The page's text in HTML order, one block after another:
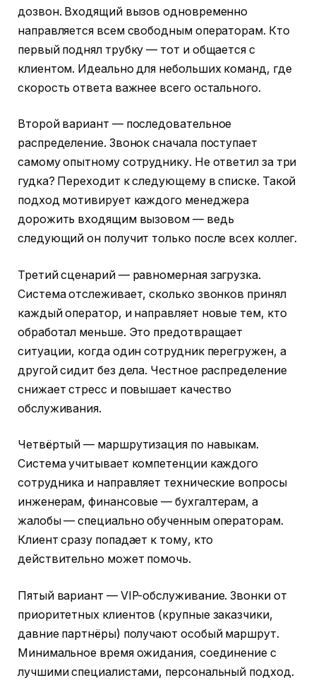
дозвон. Входящий вызов одновременно
направляется всем свободным операторам. Кто
первый поднял трубку — тот и общается с
клиентом. Идеально для небольших команд, где
скорость ответа важнее всего остального.
Второй вариант — последовательное
распределение. Звонок сначала поступает
самому опытному сотруднику. Не ответил за три
гудка? Переходит к следующему в списке. Такой
подход мотивирует каждого менеджера
дорожить входящим вызовом — ведь
следующий он получит только после всех коллег.
Третий сценарий — равномерная загрузка.
Система отслеживает, сколько звонков принял
каждый оператор, и направляет новые тем, кто
обработал меньше. Это предотвращает
ситуации, когда один сотрудник перегружен, а
другой сидит без дела. Честное распределение
снижает стресс и повышает качество
обслуживания.
Четвёртый — маршрутизация по навыкам.
Система учитывает компетенции каждого
сотрудника и направляет технические вопросы
инженерам, финансовые — бухгалтерам, а
жалобы — специально обученным операторам.
Клиент сразу попадает к тому, кто
действительно может помочь.
Пятый вариант — VIP-обслуживание. Звонки от
приоритетных клиентов (крупные заказчики,
давние партнёры) получают особый маршрут.
Минимальное время ожидания, соединение с
лучшими специалистами, персональный подход.